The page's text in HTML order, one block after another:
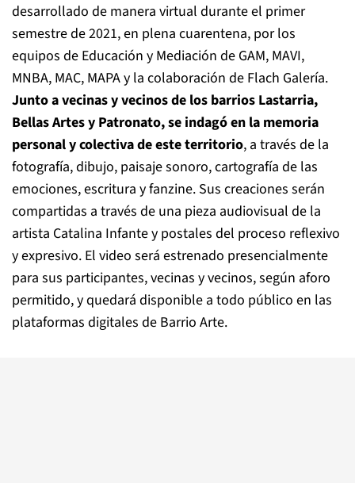
desarrollado de manera virtual durante el primer
semestre de 2021, en plena cuarentena, por los
equipos de Educación y Mediación de GAM, MAVI,
MNBA, MAC, MAPA y la colaboración de Flach Galería.
Junto a vecinas y vecinos de los barrios Lastarria,
Bellas Artes y Patronato, se indagó en la memoria
personal y colectiva de este territorio, a través de la
fotografía, dibujo, paisaje sonoro, cartografía de las
emociones, escritura y fanzine. Sus creaciones serán
compartidas a través de una pieza audiovisual de la
artista Catalina Infante y postales del proceso reflexivo
y expresivo. El video será estrenado presencialmente
para sus participantes, vecinas y vecinos, según aforo
permitido, y quedará disponible a todo público en las
plataformas digitales de Barrio Arte.